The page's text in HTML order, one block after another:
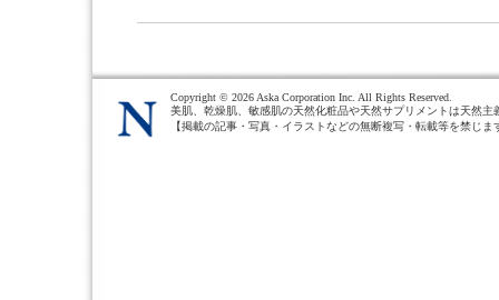
Copyright © 2026 Aska Corporation Inc. All Rights Reserved.
美肌、乾燥肌、敏感肌の天然化粧品や天然サプリメントは天然主
【掲載の記事・写真・イラストなどの無断複写・転載等を禁じま